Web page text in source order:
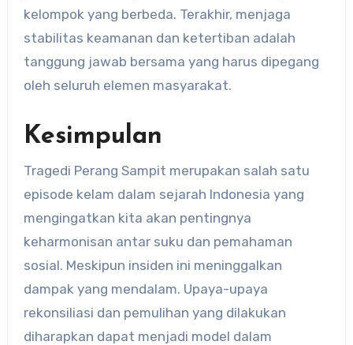
kelompok yang berbeda. Terakhir, menjaga
stabilitas keamanan dan ketertiban adalah
tanggung jawab bersama yang harus dipegang
oleh seluruh elemen masyarakat.
Kesimpulan
​Tragedi Perang Sampit merupakan salah satu
episode kelam dalam sejarah Indonesia yang
mengingatkan kita akan pentingnya
keharmonisan antar suku dan pemahaman
sosial.​ Meskipun insiden ini meninggalkan
dampak yang mendalam. Upaya-upaya
rekonsiliasi dan pemulihan yang dilakukan
diharapkan dapat menjadi model dalam